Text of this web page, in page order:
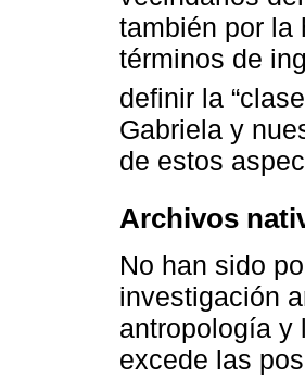
también por la
términos de
definir la
Gabriela y
de estos
Archivos
No han sido
investigación
antropología y
excede las